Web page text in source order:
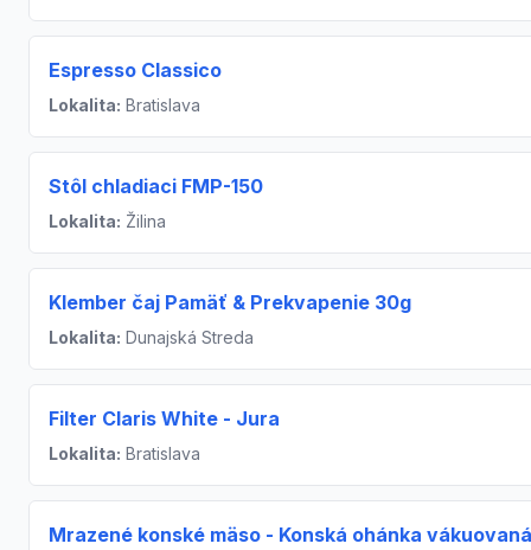
Espresso Classico
Lokalita: Bratislava
Stôl chladiaci FMP-150
Lokalita: Žilina
Klember čaj Pamäť & Prekvapenie 30g
Lokalita: Dunajská Streda
Filter Claris White - Jura
Lokalita: Bratislava
Mrazené konské mäso - Konská ohánka vákuovaná